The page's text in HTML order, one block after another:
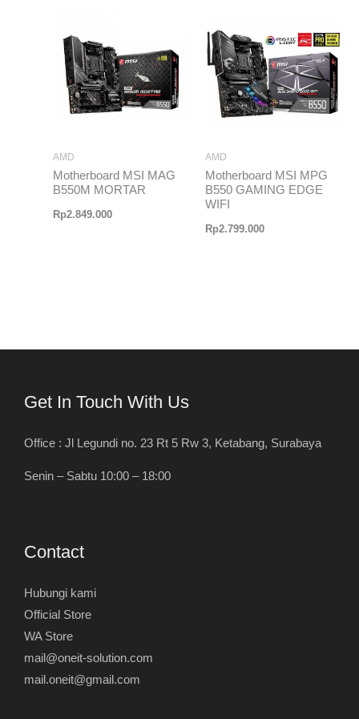
AMD
Motherboard MSI MAG
B550M MORTAR
Rp2.849.000
AMD
Motherboard MSI MPG
B550 GAMING EDGE
WIFI
Rp2.799.000
Get In Touch With Us
Office : Jl Legundi no. 23 Rt 5 Rw 3, Ketabang, Surabaya
Senin – Sabtu 10:00 – 18:00
Contact
Hubungi kami
Official Store
WA Store
mail@oneit-solution.com
mail.oneit@gmail.com